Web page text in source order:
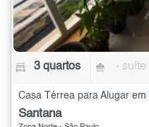
3 quartos - suíte
Casa Térrea para Alugar
Santana